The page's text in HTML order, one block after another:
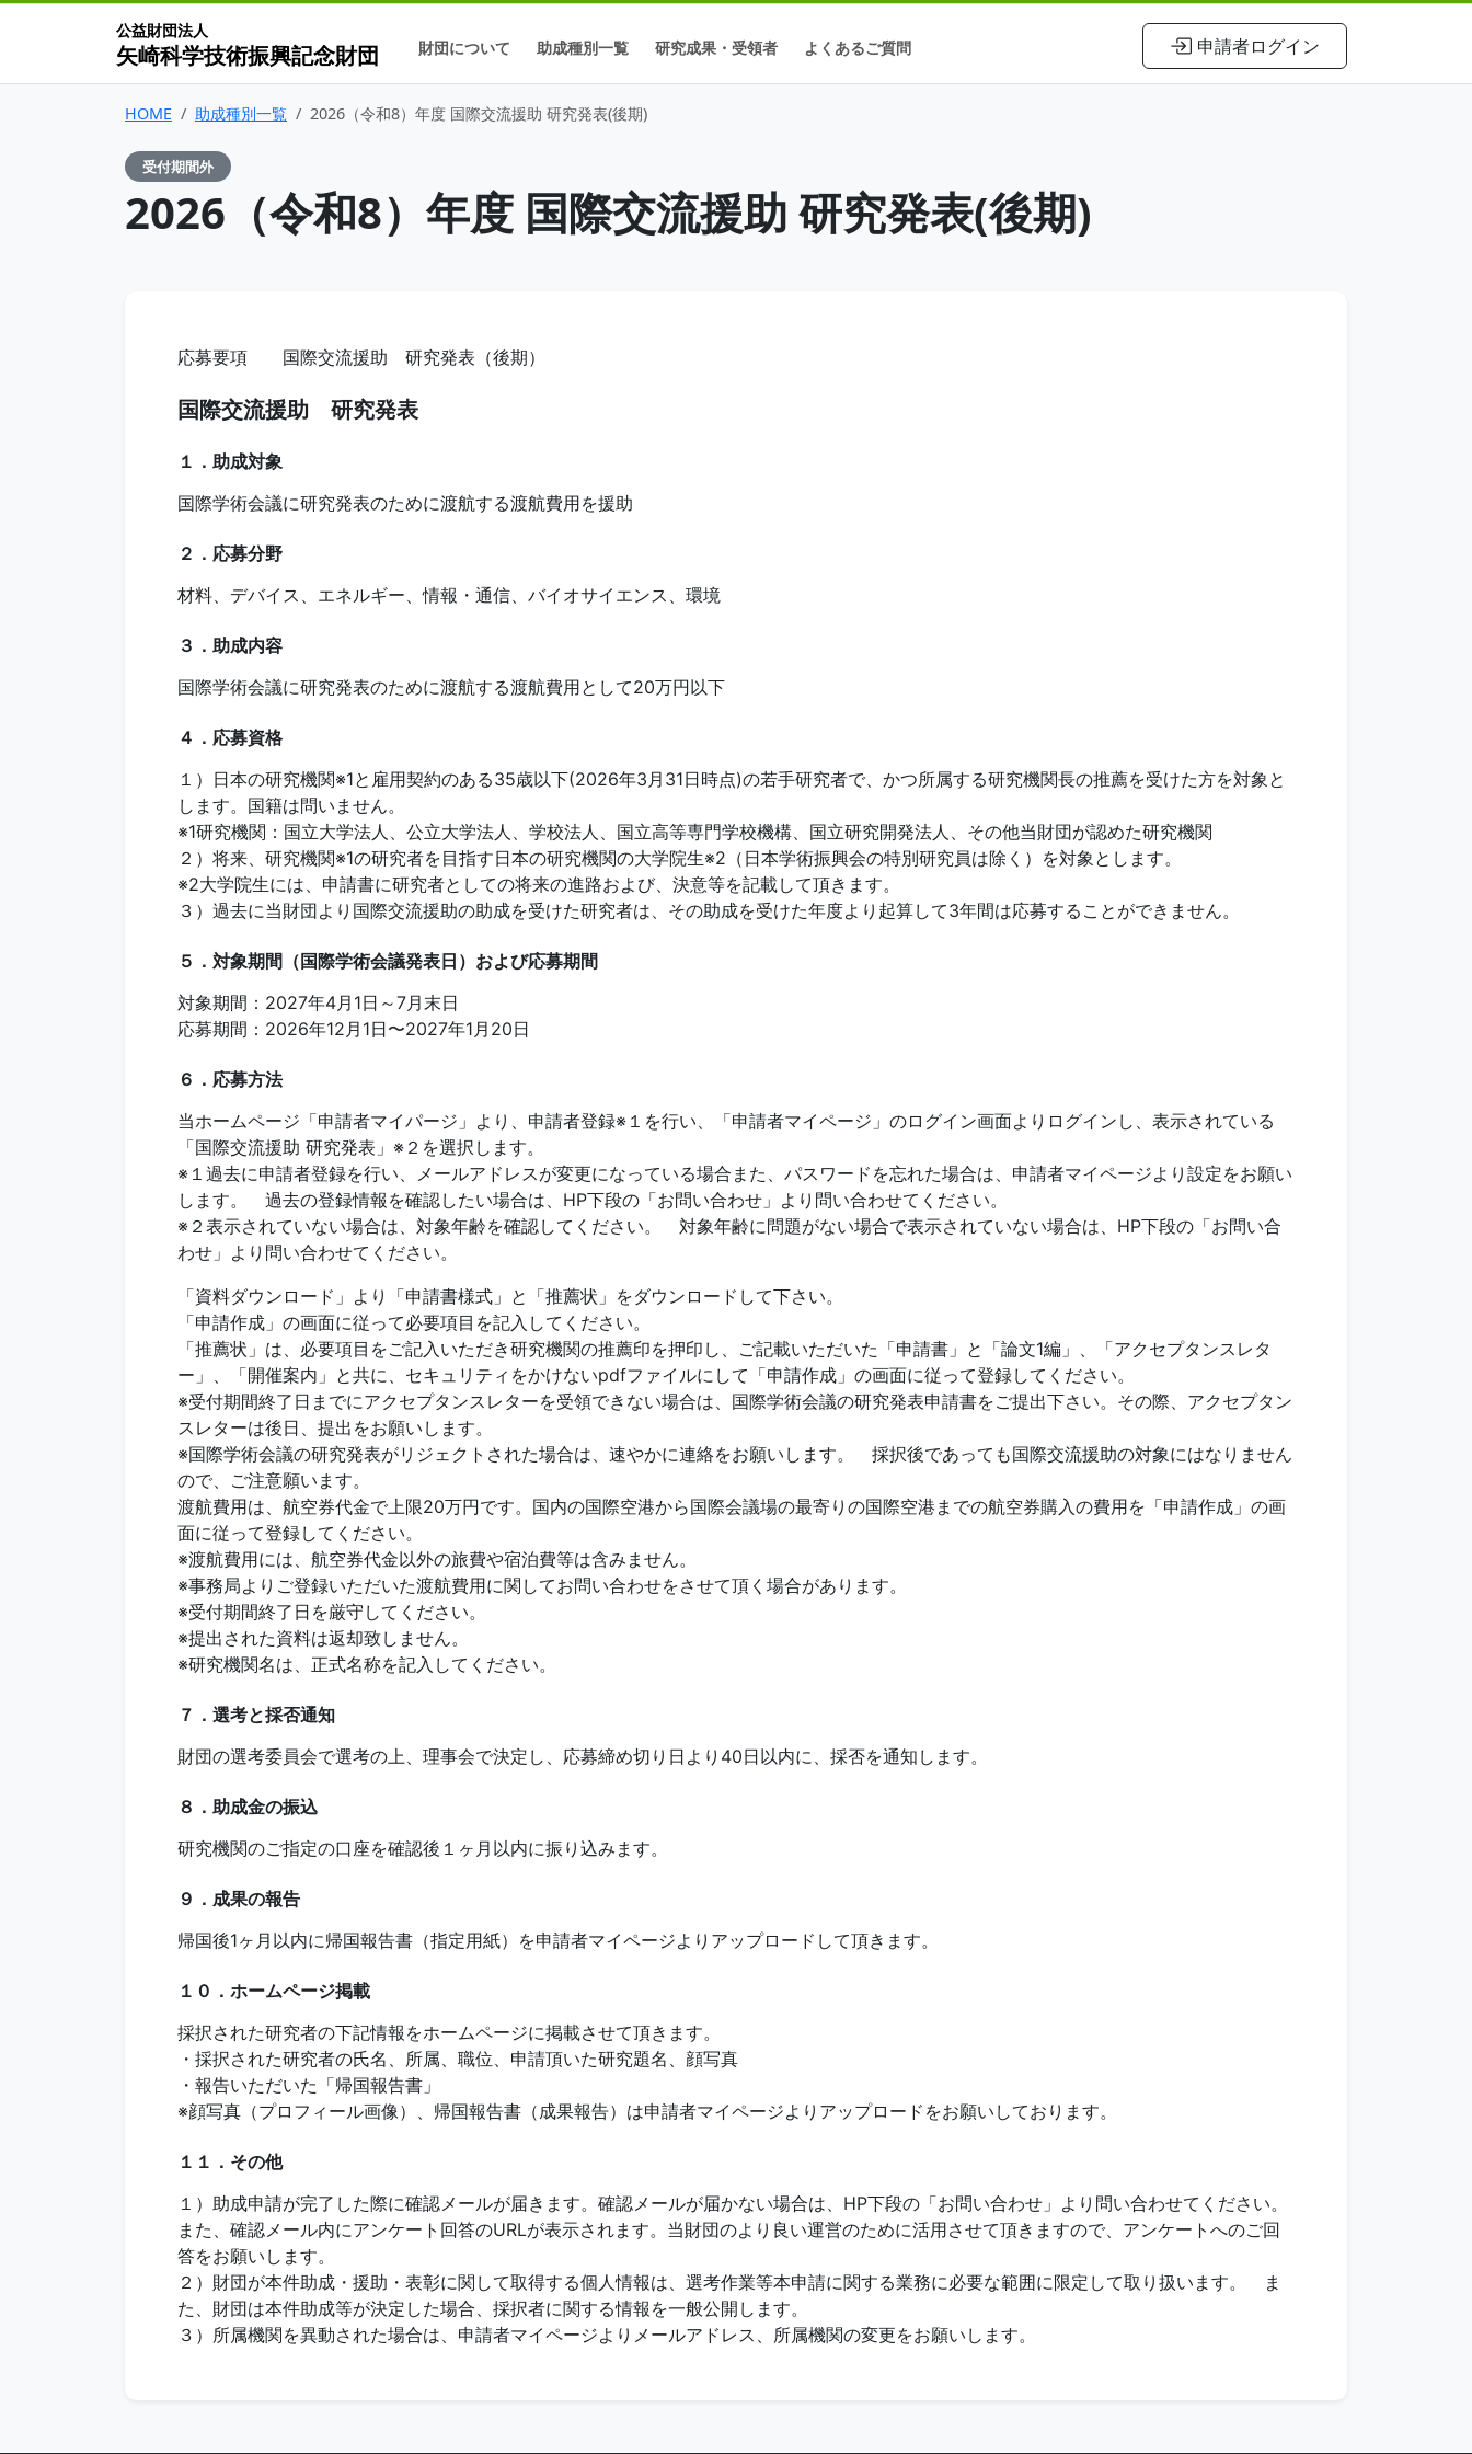
公益財団法人
矢崎科学技術振興記念財団 財団について 助成種別一覧 研究成果・受領者 よくあるご質問 申請者ログイン
HOME 助成種別一覧 2026（令和8）年度 国際交流援助 研究発表(後期)
受付期間外
2026（令和8）年度 国際交流援助 研究発表(後期)
応募要項 国際交流援助 研究発表（後期）
国際交流援助 研究発表
１．助成対象
国際学術会議に研究発表のために渡航する渡航費用を援助
２．応募分野
材料、デバイス、エネルギー、情報・通信、バイオサイエンス、環境
３．助成内容
国際学術会議に研究発表のために渡航する渡航費用として20万円以下
４．応募資格
１）日本の研究機関※1と雇用契約のある35歳以下(2026年3月31日時点)の若手研究者で、かつ所属する研究機関長の推薦を受けた方を対象と
します。国籍は問いません。
※1研究機関：国立大学法人、公立大学法人、学校法人、国立高等専門学校機構、国立研究開発法人、その他当財団が認めた研究機関
２）将来、研究機関※1の研究者を目指す日本の研究機関の大学院生※2（日本学術振興会の特別研究員は除く）を対象とします。
※2大学院生には、申請書に研究者としての将来の進路および、決意等を記載して頂きます。
３）過去に当財団より国際交流援助の助成を受けた研究者は、その助成を受けた年度より起算して3年間は応募することができません。
５．対象期間（国際学術会議発表日）および応募期間
対象期間：2027年4月1日～7月末日
応募期間：2026年12月1日〜2027年1月20日
６．応募方法
当ホームページ「申請者マイパージ」より、申請者登録※１を行い、「申請者マイページ」のログイン画面よりログインし、表示されている
「国際交流援助 研究発表」※２を選択します。
※１過去に申請者登録を行い、メールアドレスが変更になっている場合また、パスワードを忘れた場合は、申請者マイページより設定をお願い
します。 過去の登録情報を確認したい場合は、HP下段の「お問い合わせ」より問い合わせてください。
※２表示されていない場合は、対象年齢を確認してください。 対象年齢に問題がない場合で表示されていない場合は、HP下段の「お問い合
わせ」より問い合わせてください。
「資料ダウンロード」より「申請書様式」と「推薦状」をダウンロードして下さい。
「申請作成」の画面に従って必要項目を記入してください。
「推薦状」は、必要項目をご記入いただき研究機関の推薦印を押印し、ご記載いただいた「申請書」と「論文1編」、「アクセプタンスレタ
ー」、「開催案内」と共に、セキュリティをかけないpdfファイルにして「申請作成」の画面に従って登録してください。
※受付期間終了日までにアクセプタンスレターを受領できない場合は、国際学術会議の研究発表申請書をご提出下さい。その際、アクセプタン
スレターは後日、提出をお願いします。
※国際学術会議の研究発表がリジェクトされた場合は、速やかに連絡をお願いします。 採択後であっても国際交流援助の対象にはなりません
ので、ご注意願います。
渡航費用は、航空券代金で上限20万円です。国内の国際空港から国際会議場の最寄りの国際空港までの航空券購入の費用を「申請作成」の画
面に従って登録してください。
※渡航費用には、航空券代金以外の旅費や宿泊費等は含みません。
※事務局よりご登録いただいた渡航費用に関してお問い合わせをさせて頂く場合があります。
※受付期間終了日を厳守してください。
※提出された資料は返却致しません。
※研究機関名は、正式名称を記入してください。
７．選考と採否通知
財団の選考委員会で選考の上、理事会で決定し、応募締め切り日より40日以内に、採否を通知します。
８．助成金の振込
研究機関のご指定の口座を確認後１ヶ月以内に振り込みます。
９．成果の報告
帰国後1ヶ月以内に帰国報告書（指定用紙）を申請者マイページよりアップロードして頂きます。
１０．ホームページ掲載
採択された研究者の下記情報をホームページに掲載させて頂きます。
・採択された研究者の氏名、所属、職位、申請頂いた研究題名、顔写真
・報告いただいた「帰国報告書」
※顔写真（プロフィール画像）、帰国報告書（成果報告）は申請者マイページよりアップロードをお願いしております。
１１．その他
１）助成申請が完了した際に確認メールが届きます。確認メールが届かない場合は、HP下段の「お問い合わせ」より問い合わせてください。
また、確認メール内にアンケート回答のURLが表示されます。当財団のより良い運営のために活用させて頂きますので、アンケートへのご回
答をお願いします。
２）財団が本件助成・援助・表彰に関して取得する個人情報は、選考作業等本申請に関する業務に必要な範囲に限定して取り扱います。 ま
た、財団は本件助成等が決定した場合、採択者に関する情報を一般公開します。
３）所属機関を異動された場合は、申請者マイページよりメールアドレス、所属機関の変更をお願いします。